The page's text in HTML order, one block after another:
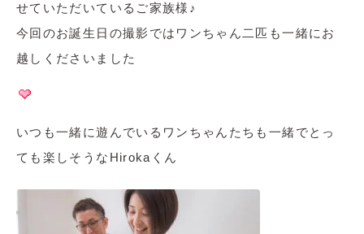
せていただいているご家族様♪
今回のお誕生日の撮影ではワンちゃん二匹も一緒にお
越しくださいました
いつも一緒に遊んでいるワンちゃんたちも一緒でとっ
ても楽しそうなHirokaくん